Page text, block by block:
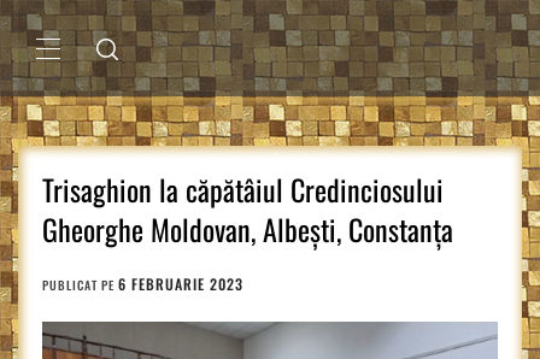
Sari
la
conținutMENIU
PRINCIPAL
Trisaghion la căpătâiul Credinciosului
Gheorghe Moldovan, Albești, Constanța
PUBLICAT PE 6 FEBRUARIE 2023